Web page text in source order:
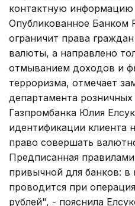
контактную информацию
Опубликованное Банком
ограничит права
валюты, а направлено
отмыванием доходов и
терроризма, отмечает
департамента
Газпромбанка Юлия
идентификации клиента
право совершать
Предписанная
привычной для банков:
проводится при
рублей", - пояснила